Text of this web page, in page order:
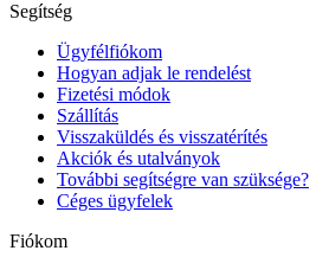
Segítség
Ügyfélfiókom
Hogyan adjak le rendelést
Fizetési módok
Szállítás
Visszaküldés és visszatérítés
Akciók és utalványok
További segítségre van szüksége?
Céges ügyfelek
Fiókom